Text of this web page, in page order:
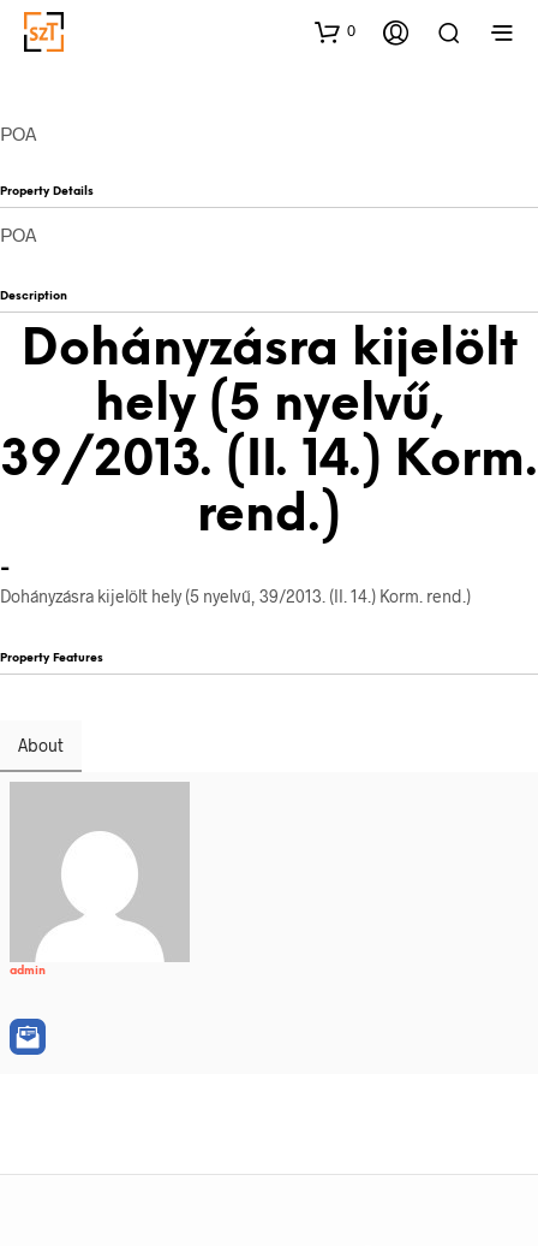
0
POA
Property Details
POA
Description
Dohányzásra kijelölt
hely (5 nyelvű,
39/2013. (II. 14.) Korm.
rend.)
-
Dohányzásra kijelölt hely (5 nyelvű, 39/2013. (II. 14.) Korm. rend.)
Property Features
About
admin